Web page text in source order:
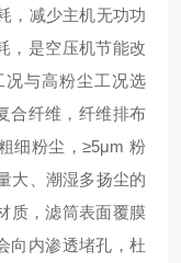
，减少主机无功功
，是空压机节能改
与高粉尘工况选
合纤维，纤维排布
细粉尘，≥5μm 粉
大、潮湿多扬尘的
质，滤筒表面覆膜
向内渗透堵孔，杜